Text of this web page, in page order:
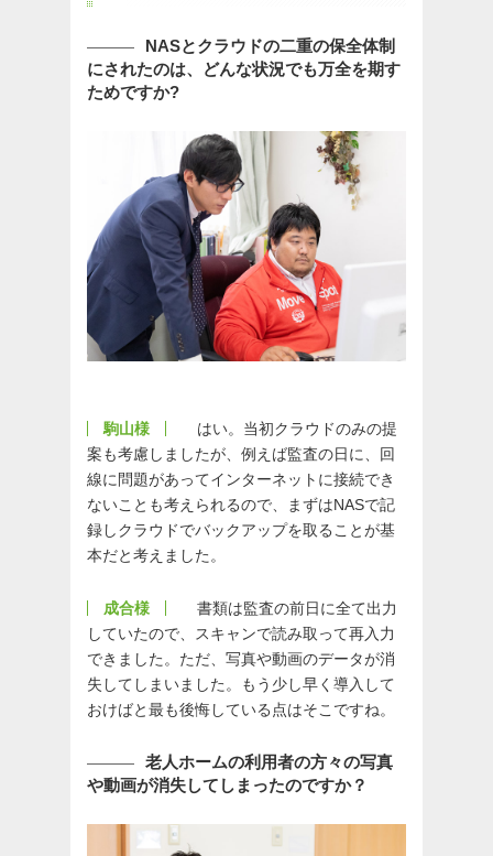
NASとクラウドの二重の保全体制
にされたのは、どんな状況でも万全を期す
ためですか?
駒山様
はい。当初クラウドのみの提
案も考慮しましたが、例えば監査の日に、回
線に問題があってインターネットに接続でき
ないことも考えられるので、まずはNASで記
録しクラウドでバックアップを取ることが基
本だと考えました。
成合様
書類は監査の前日に全て出力
していたので、スキャンで読み取って再入力
できました。ただ、写真や動画のデータが消
失してしまいました。もう少し早く導入して
おけばと最も後悔している点はそこですね。
老人ホームの利用者の方々の写真
や動画が消失してしまったのですか？